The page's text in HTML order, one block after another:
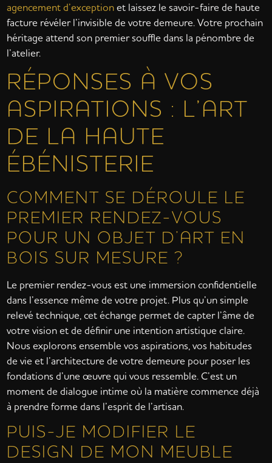
agencement d’exceptionet laissez le savoir-faire de haute
facture révéler l’invisible de votre demeure. Votre prochain
héritage attend son premier souffle dans la pénombre de
l’atelier.
RÉPONSES À VOS
ASPIRATIONS : L’ART
DE LA HAUTE
ÉBÉNISTERIE
COMMENT SE DÉROULE LE
PREMIER RENDEZ-VOUS
POUR UN OBJET D’ART EN
BOIS SUR MESURE ?
Le premier rendez-vous est une immersion confidentielle
dans l’essence même de votre projet. Plus qu’un simple
relevé technique, cet échange permet de capter l’âme de
votre vision et de définir une intention artistique claire.
Nous explorons ensemble vos aspirations, vos habitudes
de vie et l’architecture de votre demeure pour poser les
fondations d’une œuvre qui vous ressemble. C’est un
moment de dialogue intime où la matière commence déjà
à prendre forme dans l’esprit de l’artisan.
PUIS-JE MODIFIER LE
DESIGN DE MON MEUBLE